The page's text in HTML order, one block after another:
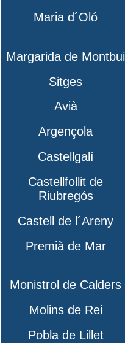
Maria d´Oló
Margarida de Montbui
Sitges
Avià
Argençola
Castellgalí
Castellfollit de
Riubregós
Castell de l´Areny
Premià de Mar
Monistrol de Calders
Molins de Rei
Pobla de Lillet